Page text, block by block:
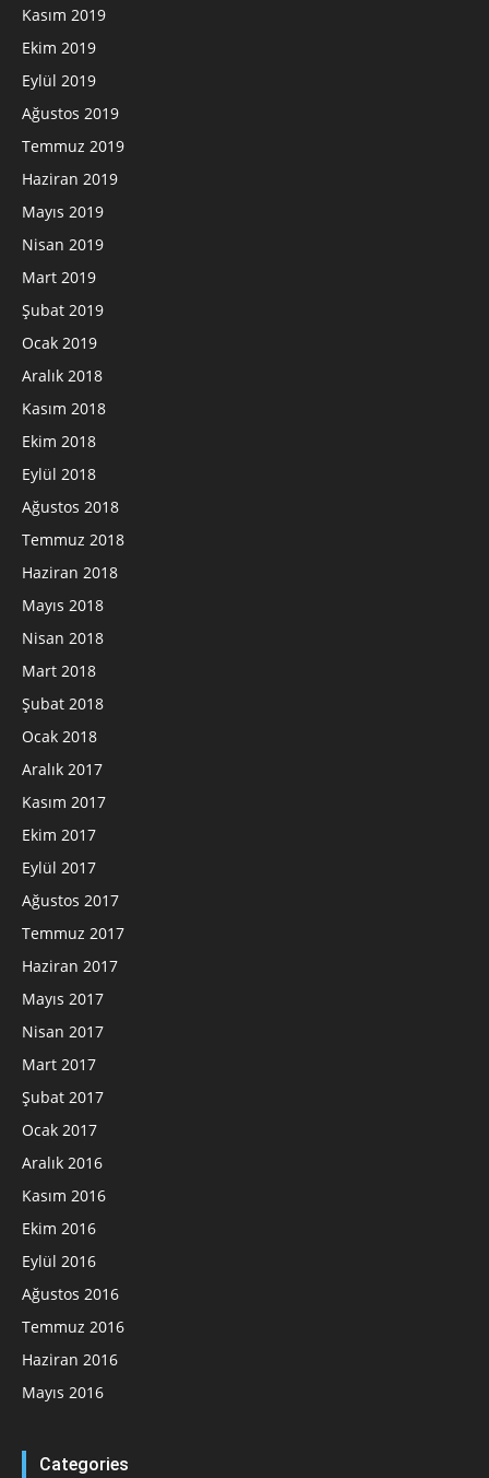
Kasım 2019
Ekim 2019
Eylül 2019
Ağustos 2019
Temmuz 2019
Haziran 2019
Mayıs 2019
Nisan 2019
Mart 2019
Şubat 2019
Ocak 2019
Aralık 2018
Kasım 2018
Ekim 2018
Eylül 2018
Ağustos 2018
Temmuz 2018
Haziran 2018
Mayıs 2018
Nisan 2018
Mart 2018
Şubat 2018
Ocak 2018
Aralık 2017
Kasım 2017
Ekim 2017
Eylül 2017
Ağustos 2017
Temmuz 2017
Haziran 2017
Mayıs 2017
Nisan 2017
Mart 2017
Şubat 2017
Ocak 2017
Aralık 2016
Kasım 2016
Ekim 2016
Eylül 2016
Ağustos 2016
Temmuz 2016
Haziran 2016
Mayıs 2016
Categories